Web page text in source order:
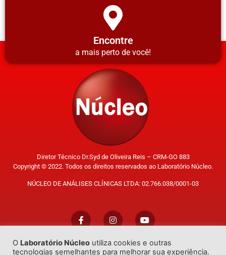
Encontre
a mais perto de você!
Diretor Técnico Dr.Syd de Oliveira Reis – CRM-GO 883
Copyright © 2022. Todos os direitos reservados ao Laboratório Núcleo.
NÚCLEO DE ANÁLISES CLÍNICAS LTDA: 02.766.038/0001-03
Trabalhe Conosco
O Laboratório Núcleo utiliza cookies e outras
tecnologias semelhantes para melhorar sua experiência.